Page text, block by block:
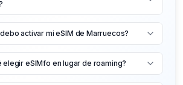
activar mi eSIM de Marruecos?
elegir eSIMfo en lugar de roaming?